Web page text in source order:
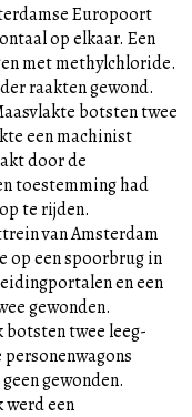
Europoort
op elkaar. Een
met methylchloride.
raakten gewond.
botsten twee
een machinist
door de
toestemming had
te rijden.
van Amsterdam
op een spoorbrug in
en een
gewonden.
botsten twee leeg-
gewonden.
werd een